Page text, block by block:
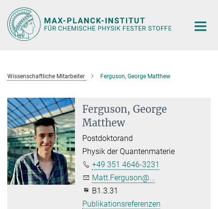
Hauptinhalt
Wissenschaftliche Mitarbeiter Ferguson, George Matthew
Ferguson, George
Matthew
Postdoktorand
Physik der Quantenmaterie
+49 351 4646-3231
Matt.Ferguson@...
B1.3.31
Publikationsreferenzen